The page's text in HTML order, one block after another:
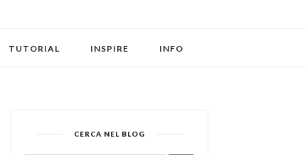
TUTORIAL INSPIRE INFO
CERCA NEL BLOG